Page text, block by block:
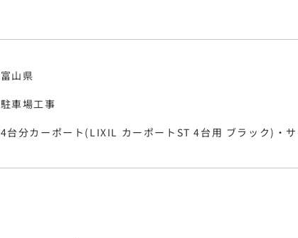
富山県
駐車場工事
4台分カーポート(LIXIL カーポートST 4台用 ブラック)・